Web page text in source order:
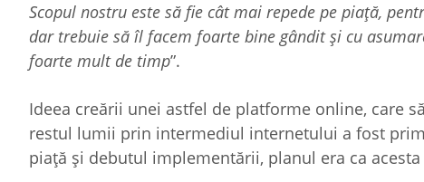
Scopul nostru este să fie cât mai repede pe piață,
dar trebuie să îl facem foarte bine gândit și cu
foarte mult de timp”.
Ideea creării unei astfel de platforme online, care
restul lumii prin intermediul internetului a fost
piață și debutul implementării, planul era ca